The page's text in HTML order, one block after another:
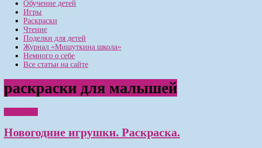
Обучение детей
Игры
Раскраски
Чтение
Поделки для детей
Журнал «Мишуткина школа»
Немного о себе
Все статьи на сайте
раскраски для малышей
Новогодние игрушки. Раскраска.